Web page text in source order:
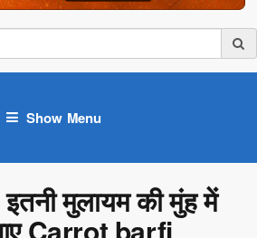
Show Menu
इतनी मुलायम की मुंह में
Carrot barfi